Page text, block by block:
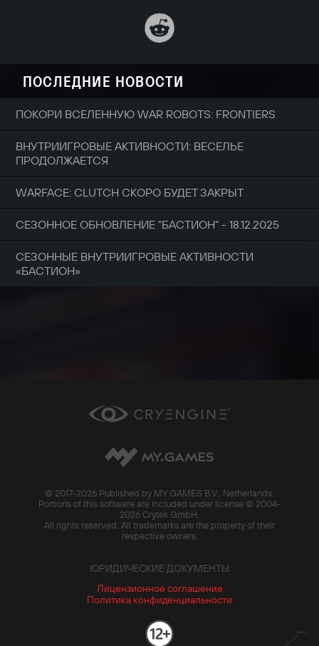
ПОСЛЕДНИЕ НОВОСТИ
ПОКОРИ ВСЕЛЕННУЮ WAR ROBOTS: FRONTIERS
ВНУТРИИГРОВЫЕ АКТИВНОСТИ: ВЕСЕЛЬЕ
ПРОДОЛЖАЕТСЯ
WARFACE: CLUTCH СКОРО БУДЕТ ЗАКРЫТ
СЕЗОННОЕ ОБНОВЛЕНИЕ "БАСТИОН" - 18.12.2025
СЕЗОННЫЕ ВНУТРИИГРОВЫЕ АКТИВНОСТИ
«БАСТИОН»
© 2017-2026 Published by MY.GAMES B.V., Netherlands.
Portions of this software are included under license © 2004-
2026 Crytek GmbH.
All rights reserved. All trademarks are the property of their
respective owners.
ЮРИДИЧЕСКИЕ ДОКУМЕНТЫ
Лицензионное соглашение
Политика конфиденциальности